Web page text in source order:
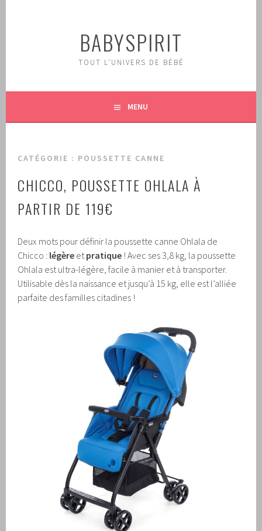
BABYSPIRIT
TOUT L'UNIVERS DE BÉBÉ
MENU
CATÉGORIE : POUSSETTE CANNE
CHICCO, POUSSETTE OHLALA À
PARTIR DE 119€
Deux mots pour définir la poussette canne Ohlala de
Chicco : légère etpratique ! Avec ses 3,8 kg, la poussette
Ohlala est ultra-légère, facile à manier et à transporter.
Utilisable dès la naissance et jusqu’à 15 kg, elle est l’alliée
parfaite des familles citadines !